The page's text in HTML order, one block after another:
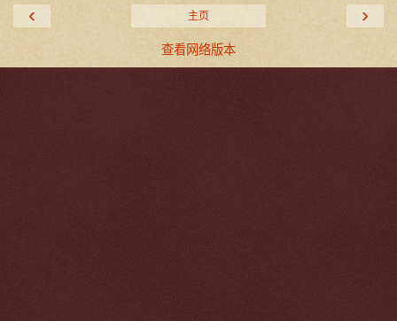
‹ ›
主页
查看网络版本